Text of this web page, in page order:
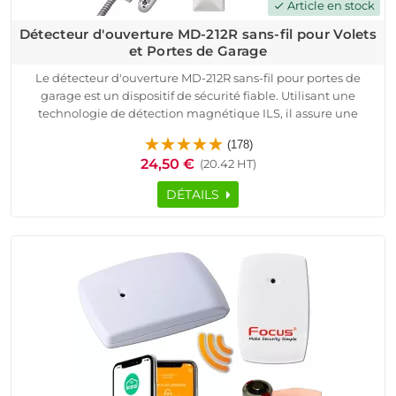
check Article en stock
Détecteur d'ouverture MD-212R sans-fil pour Volets
et Portes de Garage
Le détecteur d'ouverture MD-212R sans-fil pour portes de
garage est un dispositif de sécurité fiable. Utilisant une
technologie de détection magnétique ILS, il assure une
Facile à installer, ce capteur métallique chromé se fixe
directement sur la porte de garage et offre une surveillance
continue grâce à sa technologie de transmission radio
sécurisée à code tournant ASK. Avec une autonomie de 2-3
Compatible avec de nombreux systèmes de sécurité, il envoie
des notifications push, SMS ou appels pour vous tenir informé
en temps réel. Protégez vos biens avec le détecteur
d'ouverture MD-212R, un choix de qualité professionnelle.
(178)
24,50 € (20.42 HT)
DÉTAILS